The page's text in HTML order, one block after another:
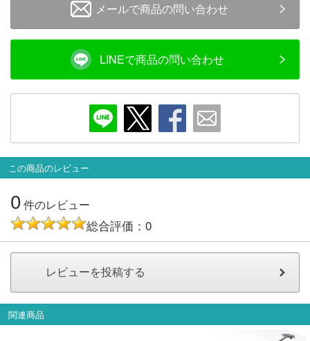
レビューについて
メールで商品の問い合わせ
LINEで商品の問い合わせ
この商品のレビュー
0件のレビュー
総合評価：0
関連商品